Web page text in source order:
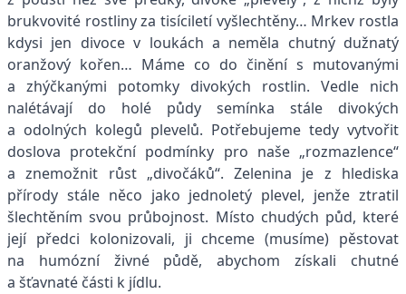
brukvovité rostliny za tisíciletí vyšlechtěny… Mrkev rostla
kdysi jen divoce v loukách a neměla chutný dužnatý
oranžový kořen… Máme co do činění s mutovanými
a zhýčkanými potomky divokých rostlin. Vedle nich
nalétávají do holé půdy semínka stále divokých
a odolných kolegů plevelů. Potřebujeme tedy vytvořit
doslova protekční podmínky pro naše „rozmazlence“
a znemožnit růst „divočáků“. Zelenina je z hlediska
přírody stále něco jako jednoletý plevel, jenže ztratil
šlechtěním svou průbojnost. Místo chudých půd, které
její předci kolonizovali, ji chceme (musíme) pěstovat
na humózní živné půdě, abychom získali chutné
a šťavnaté části k jídlu.